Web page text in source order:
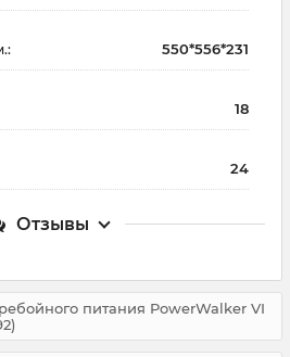
550*556*231
18
24
Отзывы
питания PowerWalker VI